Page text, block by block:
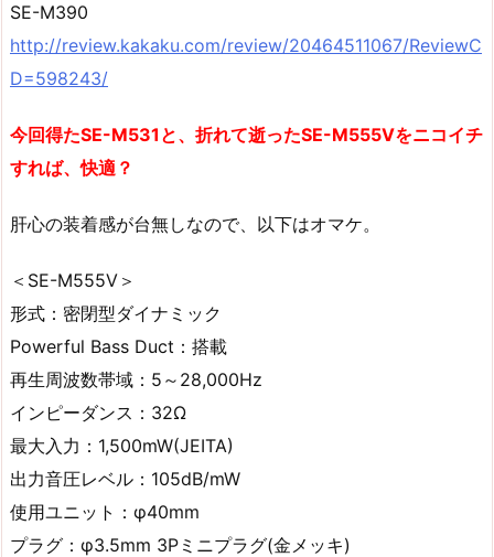
SE-M390
http://review.kakaku.com/review/20464511067/ReviewC
D=598243/
今回得たSE-M531と、折れて逝ったSE-M555Vをニコイチ
すれば、快適？
肝心の装着感が台無しなので、以下はオマケ。
＜SE-M555V＞
形式：密閉型ダイナミック
Powerful Bass Duct：搭載
再生周波数帯域：5～28,000Hz
インピーダンス：32Ω
最大入力：1,500mW(JEITA)
出力音圧レベル：105dB/mW
使用ユニット：φ40mm
プラグ：φ3.5mm 3Pミニプラグ(金メッキ)